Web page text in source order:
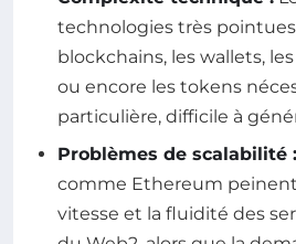
technologies très
blockchains, les wallets,
ou encore les tokens
particulière, difficile à
Problèmes de scalabilité :
comme Ethereum
vitesse et la fluidité des